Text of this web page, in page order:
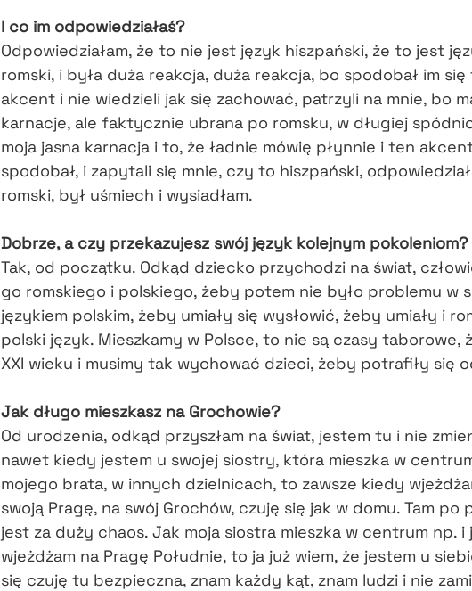
I co im odpowiedziałaś?
Odpowiedziałam, że to nie jest język hiszpański, że to jest
romski, i była duża reakcja, duża reakcja, bo spodobał im się
akcent i nie wiedzieli jak się zachować, patrzyli na mnie, bo
karnacje, ale faktycznie ubrana po romsku, w długiej
moja jasna karnacja i to, że ładnie mówię płynnie i ten
spodobał, i zapytali się mnie, czy to hiszpański,
romski, był uśmiech i wysiadłam.
Dobrze, a czy przekazujesz swój język kolejnym pokoleniom?
Tak, od początku. Odkąd dziecko przychodzi na świat,
go romskiego i polskiego, żeby potem nie było problemu w
językiem polskim, żeby umiały się wysłowić, żeby umiały i
polski język. Mieszkamy w Polsce, to nie są czasy taborowe,
XXI wieku i musimy tak wychować dzieci, żeby potrafiły się
Jak długo mieszkasz na Grochowie?
Od urodzenia, odkąd przyszłam na świat, jestem tu i nie
nawet kiedy jestem u swojej siostry, która mieszka w
mojego brata, w innych dzielnicach, to zawsze kiedy
swoją Pragę, na swój Grochów, czuję się jak w domu. Tam po
jest za duży chaos. Jak moja siostra mieszka w centrum np. i
wjeżdżam na Pragę Południe, to ja już wiem, że jestem u
się czuję tu bezpieczna, znam każdy kąt, znam ludzi i nie